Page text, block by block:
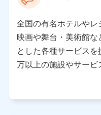
す。
個人データの共同利
当社は株式会社NTTド
人データを共同利用し
全国の有名ホテルや
映画や舞台・美術館
とした各種サービス
万以上の施設やサービ